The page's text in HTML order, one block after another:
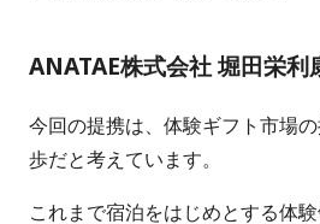
ANATAE株式会社 堀田栄利
今回の提携は、体験ギフト市場
歩だと考えています。
これまで宿泊をはじめとする体